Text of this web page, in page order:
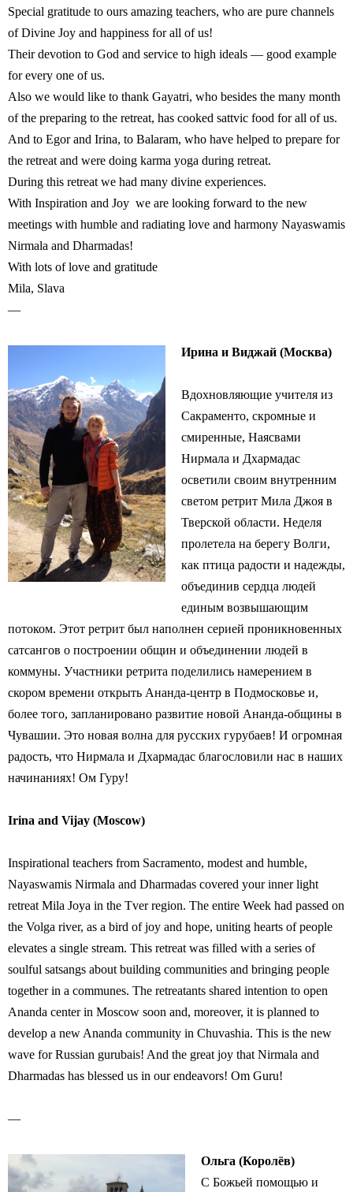
Special gratitude to ours amazing teachers, who are pure channels
of Divine Joy and happiness for all of us!
Their devotion to God and service to high ideals — good example
for every one of us.
Also we would like to thank Gayatri, who besides the many month
of the preparing to the retreat, has cooked sattvic food for all of us.
And to Egor and Irina, to Balaram, who have helped to prepare for
the retreat and were doing karma yoga during retreat.
During this retreat we had many divine experiences.
With Inspiration and Joy we are looking forward to the new
meetings with humble and radiating love and harmony Nayaswamis
Nirmala and Dharmadas!
With lots of love and gratitude
Mila, Slava
—
Ирина и Виджай (Москва)
Вдохновляющие учителя из
Сакраменто, скромные и
смиренные, Наясвами
Нирмала и Дхармадас
осветили своим внутренним
светом ретрит Мила Джоя в
Тверской области. Неделя
пролетела на берегу Волги,
как птица радости и надежды,
объединив сердца людей
единым возвышающим
потоком. Этот ретрит был наполнен серией проникновенных
сатсангов о построении общин и объединении людей в
коммуны. Участники ретрита поделились намерением в
скором времени открыть Ананда-центр в Подмосковье и,
более того, запланировано развитие новой Ананда-общины в
Чувашии. Это новая волна для русских гурубаев! И огромная
радость, что Нирмала и Дхармадас благословили нас в наших
начинаниях! Ом Гуру!
Irina and Vijay (Moscow)
Inspirational teachers from Sacramento, modest and humble,
Nayaswamis Nirmala and Dharmadas covered your inner light
retreat Mila Joya in the Tver region. The entire Week had passed on
the Volga river, as a bird of joy and hope, uniting hearts of people
elevates a single stream. This retreat was filled with a series of
soulful satsangs about building communities and bringing people
together in a communes. The retreatants shared intention to open
Ananda center in Moscow soon and, moreover, it is planned to
develop a new Ananda community in Chuvashia. This is the new
wave for Russian gurubais! And the great joy that Nirmala and
Dharmadas has blessed us in our endeavors! Om Guru!
—
Ольга (Королёв)
С Божьей помощью и